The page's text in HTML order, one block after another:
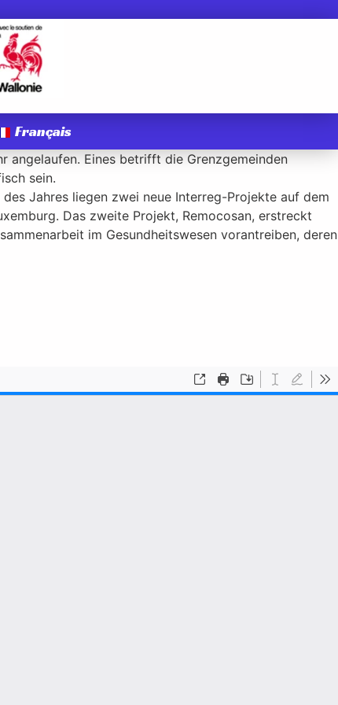
Français
angelaufen. Eines betrifft die Grenzgemeinden
sein.
Jahres liegen zwei neue Interreg-Projekte auf dem
Das zweite Projekt, Remocosan, erstreckt
im Gesundheitswesen vorantreiben, deren